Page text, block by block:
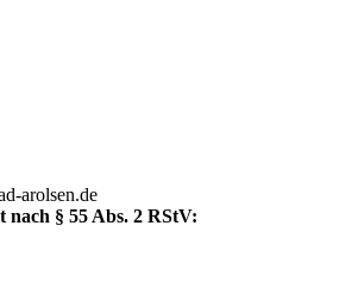
arolsen.de
§ 55 Abs. 2 RStV: